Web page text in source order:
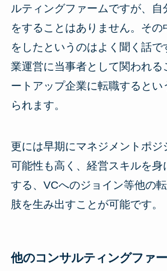
ルティングファームですが、自
をすることはありません。その
をしたというのはよく聞く話
業運営に当事者として関われる
ートアップ企業に転職するとい
られます。
更には早期にマネジメントポジ
可能性も高く、経営スキルを身
する、VCへのジョイン等他の
肢を生み出すことが可能です。
他のコンサルティングファ